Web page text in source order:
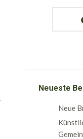
Neueste
Neue